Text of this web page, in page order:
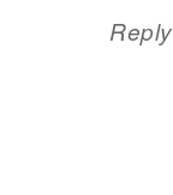
Reply